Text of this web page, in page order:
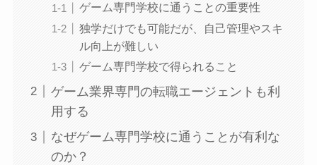
ゲーム専門学校に通うことの重要性
独学だけでも可能だが、自己管理やスキ
ル向上が難しい
ゲーム専門学校で得られること
ゲーム業界専門の転職エージェントも利
用する
なぜゲーム専門学校に通うことが有利な
のか？